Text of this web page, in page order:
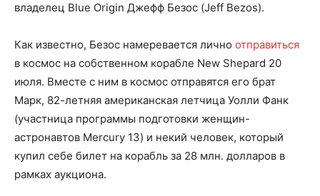
владелец Blue Origin Джефф Безос (Jeff Bezos).
Как известно, Безос намеревается лично отправиться
в космос на собственном корабле New Shepard 20
июля. Вместе с ним в космос отправятся его брат
Марк, 82-летняя американская летчица Уолли Фанк
(участница программы подготовки женщин-
астронавтов Mercury 13) и некий человек, который
купил себе билет на корабль за 28 млн. долларов в
рамках аукциона.